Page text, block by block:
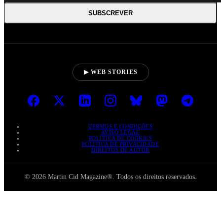
SUBSCREVER
▶ WEB STORIES
TERMOS E CONDIÇÕES
AVISO LEGAL
POLÍTICA DE COOKIES
POLÍTICA DE PRIVACIDADE
DIREITOS DE AUTOR
© 2026 Martin Cid Magazine®. Todos os direitos reservados.